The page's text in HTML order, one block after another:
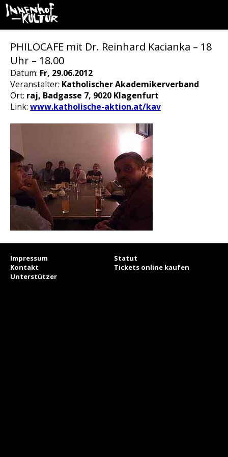
PHILOCAFE mit Dr. Reinhard Kacianka – 18
Uhr – 18.00
Datum: Fr, 29.06.2012
Veranstalter: Katholischer Akademikerverband
Ort: raj, Badgasse 7, 9020 Klagenfurt
Link: www.katholische-aktion.at/kav
Impressum
Statut
Kontakt
Tickets online kaufen
Unterstützer